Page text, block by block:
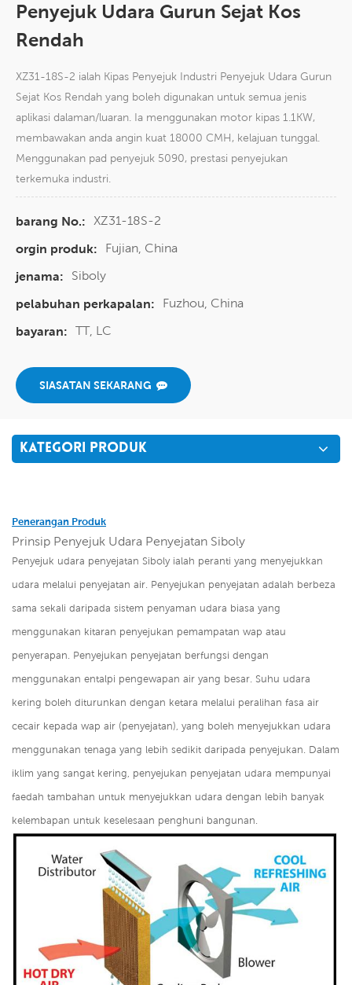
Penyejuk Udara Gurun Sejat Kos
Rendah
XZ31-18S-2 ialah Kipas Penyejuk Industri Penyejuk Udara Gurun
Sejat Kos Rendah yang boleh digunakan untuk semua jenis
aplikasi dalaman/luaran. Ia menggunakan motor kipas 1.1KW,
membawakan anda angin kuat 18000 CMH, kelajuan tunggal.
Menggunakan pad penyejuk 5090, prestasi penyejukan
terkemuka industri.
barang No.: XZ31-18S-2
orgin produk:
Fujian, China
jenama:
Siboly
pelabuhan perkapalan:
Fuzhou, China
bayaran: TT, LC
SIASATAN SEKARANG
KATEGORI PRODUK
Penerangan Produk
Prinsip Penyejuk Udara Penyejatan Siboly
Penyejuk udara penyejatan Siboly ialah peranti yang menyejukkan
udara melalui penyejatan air. Penyejukan penyejatan adalah berbeza
sama sekali daripada sistem penyaman udara biasa yang
menggunakan kitaran penyejukan pemampatan wap atau
penyerapan. Penyejukan penyejatan berfungsi dengan
menggunakan entalpi pengewapan air yang besar. Suhu udara
kering boleh diturunkan dengan ketara melalui peralihan fasa air
cecair kepada wap air (penyejatan), yang boleh menyejukkan udara
menggunakan tenaga yang lebih sedikit daripada penyejukan. Dalam
iklim yang sangat kering, penyejukan penyejatan udara mempunyai
faedah tambahan untuk menyejukkan udara dengan lebih banyak
kelembapan untuk keselesaan penghuni bangunan.